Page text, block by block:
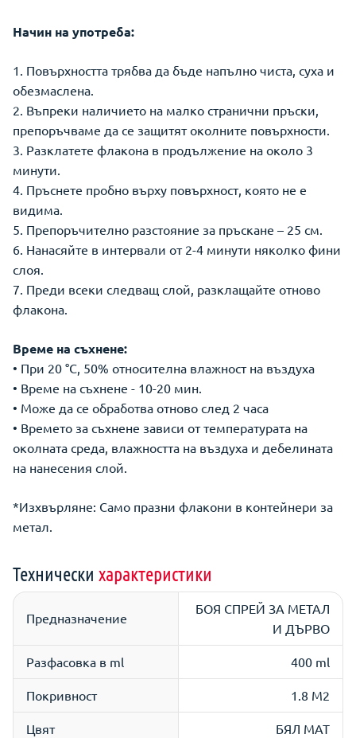
Начин на употреба:
1. Повърхността трябва да бъде напълно чиста, суха и
обезмаслена.
2. Въпреки наличието на малко странични пръски,
препоръчваме да се защитят околните повърхности.
3. Разклатете флакона в продължение на около 3
минути.
4. Пръснете пробно върху повърхност, която не е
видима.
5. Препоръчително разстояние за пръскане – 25 см.
6. Нанасяйте в интервали от 2-4 минути няколко фини
слоя.
7. Преди всеки следващ слой, разклащайте отново
флакона.
Време на съхнене:
• При 20 °С, 50% относителна влажност на въздуха
• Време на съхнене - 10-20 мин.
• Може да се обработва отново след 2 часа
• Времето за съхнене зависи от температурата на
околната среда, влажността на въздуха и дебелината
на нанесения слой.
*Изхвърляне: Само празни флакони в контейнери за
метал.
Технически характеристики
Предназначение
БОЯ СПРЕЙ ЗА МЕТАЛ
И ДЪРВО
Разфасовка в ml 400 ml
Покривност 1.8 M2
Цвят БЯЛ МАТ